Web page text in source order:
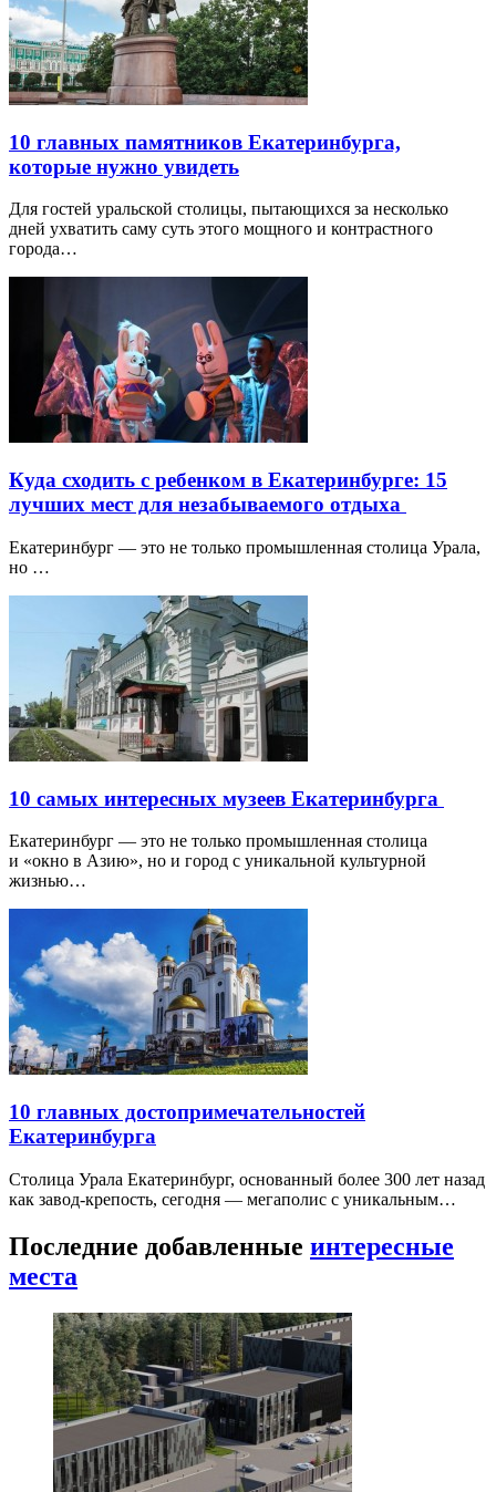
10 главных памятников Екатеринбурга,
которые нужно увидеть
Для гостей уральской столицы, пытающихся за несколько
дней ухватить саму суть этого мощного и контрастного
города…
Куда сходить с ребенком в Екатеринбурге: 15
лучших мест для незабываемого отдыха
Екатеринбург — это не только промышленная столица Урала,
но …
10 самых интересных музеев Екатеринбурга
Екатеринбург — это не только промышленная столица
и «окно в Азию», но и город с уникальной культурной
жизнью…
10 главных достопримечательностей
Екатеринбурга
Столица Урала Екатеринбург, основанный более 300 лет назад
как завод-крепость, сегодня — мегаполис с уникальным…
Последние добавленные интересные
места